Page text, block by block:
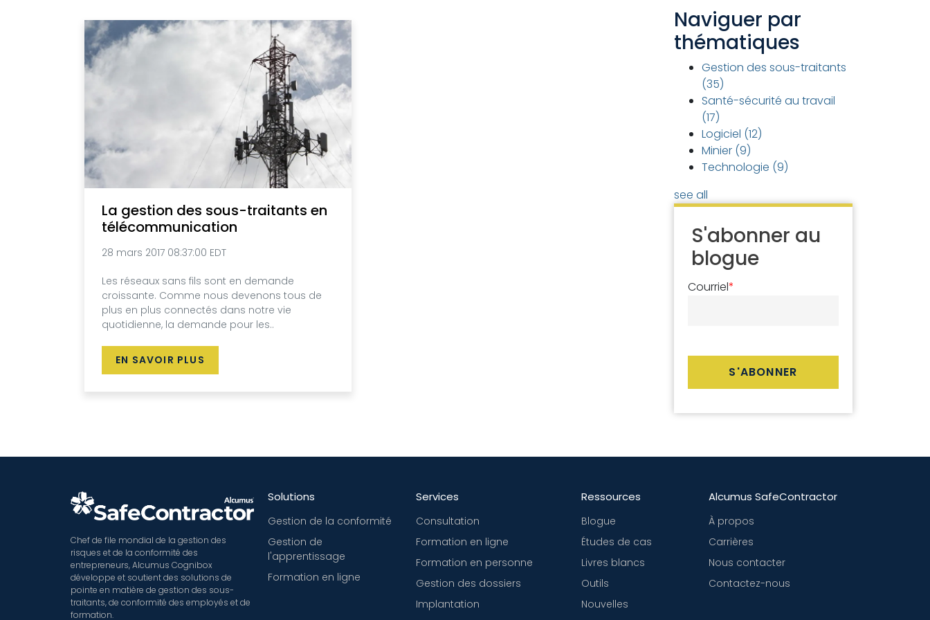
La gestion des sous-traitants en
télécommunication
28 mars 2017 08:37:00 EDT
Les réseaux sans fils sont en demande
croissante. Comme nous devenons tous de
plus en plus connectés dans notre vie
quotidienne, la demande pour les..
EN SAVOIR PLUS
Naviguer par
thématiques
Gestion des sous-traitants
(35)
Santé-sécurité au travail
(17)
Logiciel (12)
Minier (9)
Technologie (9)
see all
S'abonner au
blogue
Courriel*
Chef de file mondial de la gestion des
risques et de la conformité des
entrepreneurs, Alcumus Cognibox
développe et soutient des solutions de
pointe en matière de gestion des sous-
traitants, de conformité des employés et de
formation.
Solutions
Gestion de la conformité
Gestion de
l'apprentissage
Formation en ligne
Services
Consultation
Formation en ligne
Formation en personne
Gestion des dossiers
Implantation
Ressources
Blogue
Études de cas
Livres blancs
Outils
Nouvelles
Alcumus SafeContractor
À propos
Carrières
Nous contacter
Contactez-nous